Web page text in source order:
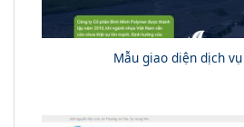
Mẫu giao diện dịch